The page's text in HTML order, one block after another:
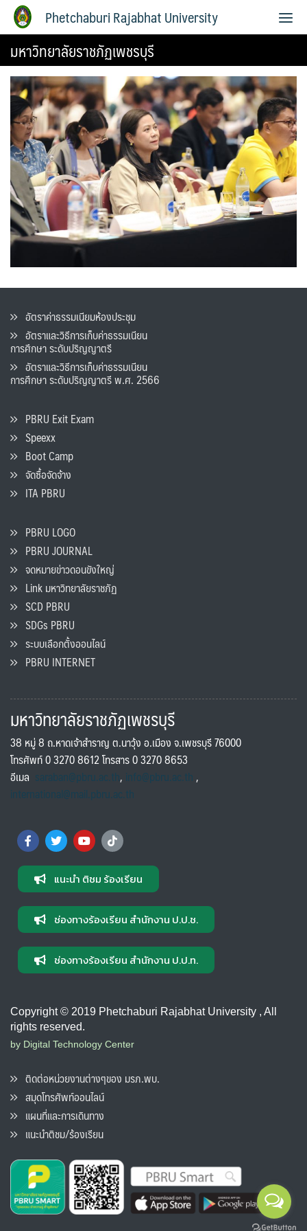
Phetchaburi Rajabhat University
มหาวิทยาลัยราชภัฏเพชรบุรี
อัตราค่าธรรมเนียมห้องประชุม
อัตราและวิธีการเก็บค่าธรรมเนียน
การศึกษา ระดับปริญญาตรี
อัตราและวิธีการเก็บค่าธรรมเนียน
การศึกษา ระดับปริญญาตรี พ.ศ. 2566
PBRU Exit Exam
Speexx
Boot Camp
จัดซื้อจัดจ้าง
ITA PBRU
PBRU LOGO
PBRU JOURNAL
จดหมายข่าวดอนขังใหญ่
Link มหาวิทยาลัยราชภัฏ
SCD PBRU
SDGs PBRU
ระบบเลือกตั้งออนไลน์
PBRU INTERNET
มหาวิทยาลัยราชภัฏเพชรบุรี
38 หมู่ 8 ถ.หาดเจ้าสำราญ ต.นาวุ้ง อ.เมือง จ.เพชรบุรี 76000
โทรศัพท์ 0 3270 8612 โทรสาร 0 3270 8653
อีเมล saraban@pbru.ac.th, info@pbru.ac.th,
international@mail.pbru.ac.th
แนะนำ ติชม ร้องเรียน
ช่องทางร้องเรียน สำนักงาน ป.ป.ช.
ช่องทางร้องเรียน สำนักงาน ป.ป.ท.
Copyright © 2019 Phetchaburi Rajabhat University , All
rights reserved.
by Digital Technology Center
ติดต่อหน่วยงานต่างๆของ มรภ.พบ.
สมุดโทรศัพท์ออนไลน์
แผนที่และการเดินทาง
แนะนำติชม/ร้องเรียน